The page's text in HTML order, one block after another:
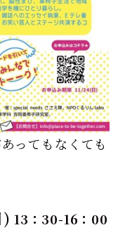
ってもなくても
13：30-16：00